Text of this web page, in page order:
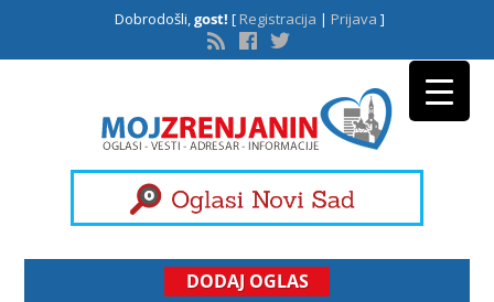
Dobrodošli,gost! [Registracija | Prijava ]
DODAJ OGLAS